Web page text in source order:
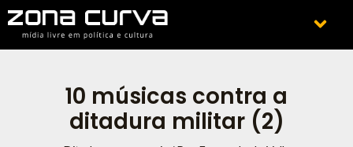
para
o
Menu
10 músicas contra a
ditadura militar (2)